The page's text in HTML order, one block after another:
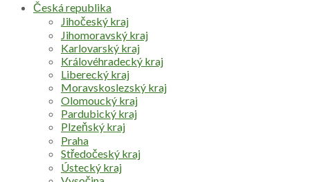
Česká republika
Jihočeský kraj
Jihomoravský kraj
Karlovarský kraj
Královéhradecký kraj
Liberecký kraj
Moravskoslezský kraj
Olomoucký kraj
Pardubický kraj
Plzeňský kraj
Praha
Středočeský kraj
Ústecký kraj